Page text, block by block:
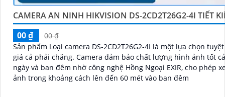
CAMERA AN NINH HIKVISION DS-2CD2T26G2-4I TIẾT
00 ₫
00 ₫
Sản phẩm Loại camera DS-2CD2T26G2-4I là một lựa chọn
giá cả phải chăng. Camera đảm bảo chất lượng hình ảnh tốt cả ban
ngày và ban đêm nhờ công nghệ Hồng Ngoại EXIR, cho phép
ảnh trong khoảng cách lên đến 60 mét vào ban đêm